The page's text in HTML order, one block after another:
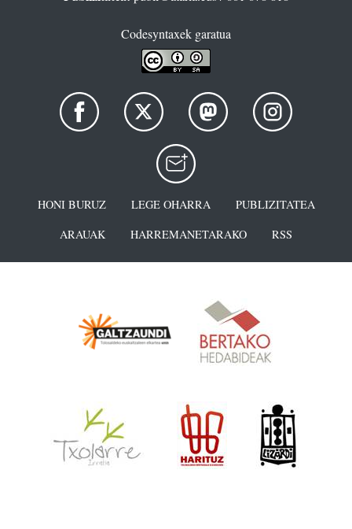
Codesyntaxek garatua
HONI BURUZ LEGE OHARRA
PUBLIZITATEA
ARAUAK
HARREMANETARAKO RSS